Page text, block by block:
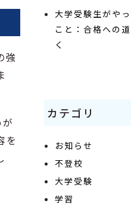
強
を
大学受験生がや
こと：合格への
く
カテゴリ
お知らせ
不登校
大学受験
学習